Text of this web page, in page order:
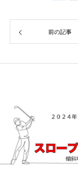
前の記事